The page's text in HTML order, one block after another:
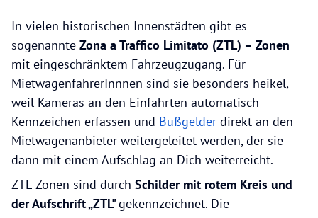
In vielen historischen Innenstädten gibt es
sogenannte Zona a Traffico Limitato (ZTL) – Zonen
mit eingeschränktem Fahrzeugzugang. Für
MietwagenfahrerInnnen sind sie besonders heikel,
weil Kameras an den Einfahrten automatisch
Kennzeichen erfassen und Bußgelder direkt an den
Mietwagenanbieter weitergeleitet werden, der sie
dann mit einem Aufschlag an Dich weiterreicht.
ZTL-Zonen sind durch Schilder mit rotem Kreis und
der Aufschrift „ZTL"gekennzeichnet. Die